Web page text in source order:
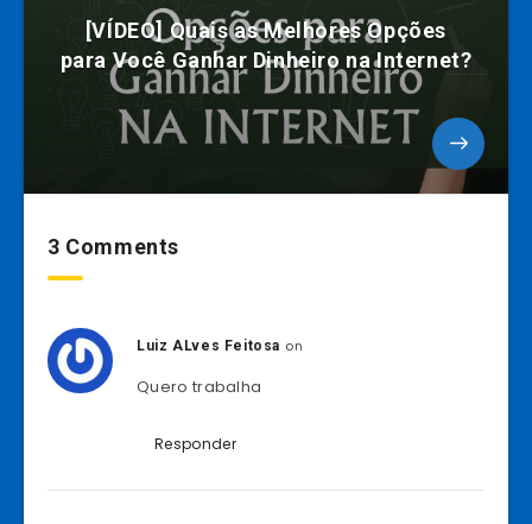
[VÍDEO] Quais as Melhores Opções
para Você Ganhar Dinheiro na Internet?
3 Comments
Luiz ALves Feitosa on
Quero trabalha
Responder